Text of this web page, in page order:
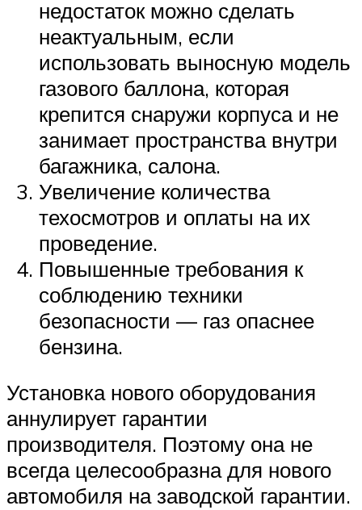
недостаток можно сделать
неактуальным, если
использовать выносную модель
газового баллона, которая
крепится снаружи корпуса и не
занимает пространства внутри
багажника, салона.
Увеличение количества
техосмотров и оплаты на их
проведение.
Повышенные требования к
соблюдению техники
безопасности — газ опаснее
бензина.
Установка нового оборудования
аннулирует гарантии
производителя. Поэтому она не
всегда целесообразна для нового
автомобиля на заводской гарантии.